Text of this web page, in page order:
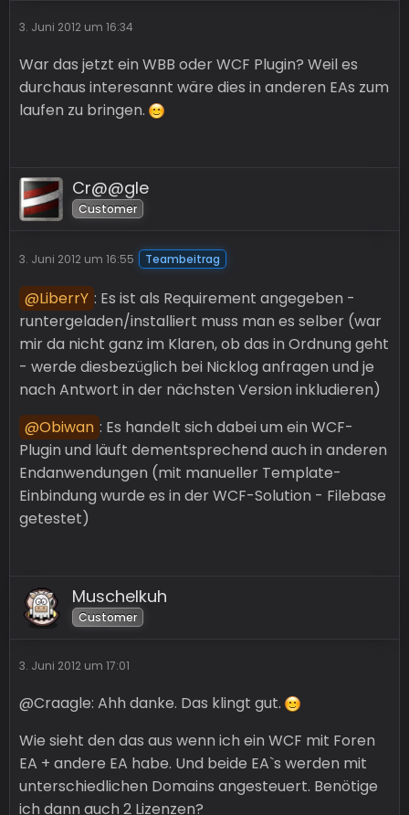
3. Juni 2012 um 16:34
War das jetzt ein WBB oder WCF Plugin? Weil es
durchaus interesannt wäre dies in anderen EAs zum
laufen zu bringen.
Cr@@gle
Customer
3. Juni 2012 um 16:55 Teambeitrag
LiberrY : Es ist als Requirement angegeben -
runtergeladen/installiert muss man es selber (war
mir da nicht ganz im Klaren, ob das in Ordnung geht
- werde diesbezüglich bei Nicklog anfragen und je
nach Antwort in der nächsten Version inkludieren)
Obiwan : Es handelt sich dabei um ein WCF-
Plugin und läuft dementsprechend auch in anderen
Endanwendungen (mit manueller Template-
Einbindung wurde es in der WCF-Solution - Filebase
getestet)
Muschelkuh
Customer
3. Juni 2012 um 17:01
@Craagle: Ahh danke. Das klingt gut.
Wie sieht den das aus wenn ich ein WCF mit Foren
EA + andere EA habe. Und beide EA`s werden mit
unterschiedlichen Domains angesteuert. Benötige
ich dann auch 2 Lizenzen?